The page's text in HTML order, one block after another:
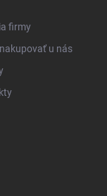
firmy
u nás